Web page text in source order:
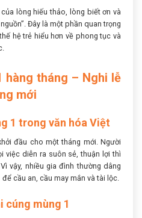
lòng hiếu thảo, lòng biết ơn và
Đây là một phần quan trọng
hệ trẻ hiểu hơn về phong tục và
hàng tháng – Nghi lễ
mới
1 trong văn hóa Việt
đầu cho một tháng mới. Người
việc diễn ra suôn sẻ, thuận lợi thì
vậy, nhiều gia đình thường dâng
để cầu an, cầu may mắn và tài lộc.
cúng mùng 1